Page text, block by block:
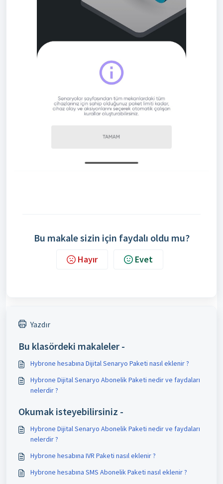
Bu makale sizin için faydalı oldu mu?
Hayır Evet
Yazdır
Bu klasördeki makaleler -
Hybrone hesabına Dijital Senaryo Paketi nasıl eklenir ?
Hybrone Dijital Senaryo Abonelik Paketi nedir ve faydaları
nelerdir ?
Okumak isteyebilirsiniz -
Hybrone Dijital Senaryo Abonelik Paketi nedir ve faydaları
nelerdir ?
Hybrone hesabına IVR Paketi nasıl eklenir ?
Hybrone hesabına SMS Abonelik Paketi nasıl eklenir ?